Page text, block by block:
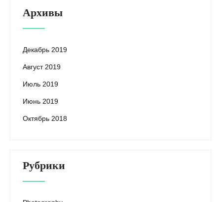
Архивы
Декабрь 2019
Август 2019
Июль 2019
Июнь 2019
Октябрь 2018
Рубрики